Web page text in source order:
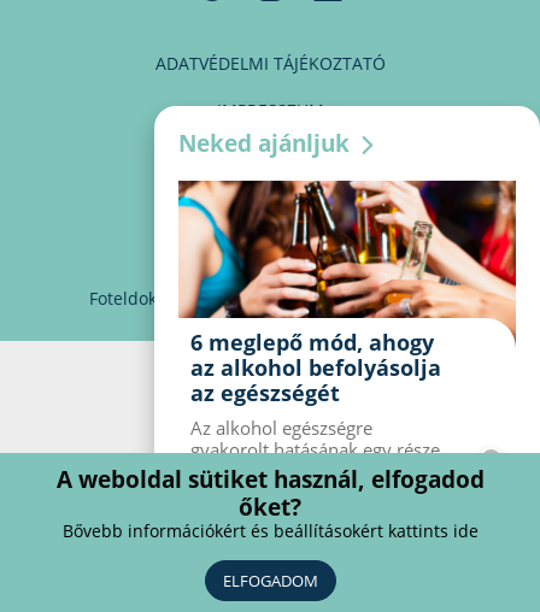
ADATVÉDELMI TÁJÉKOZTATÓ
IMPRESSZUM
MÉDIAAJÁNLAT
PARTNEREINK
KAPCSOLAT
Foteldoki info@foteldoki.hu Süti beállítások
Neked ajánljuk
6 meglepő mód, ahogy
az alkohol befolyásolja
az egészségét
Az alkohol egészségre
gyakorolt ​​hatásának egy része
jól ismert, mások azonban
meglepők lehetnek. Van hat
kevésbé ismert hatás, amelyet
az alkohol gyakorol a
szervezetre.
A weboldal sütiket használ, elfogadod
őket?
Bővebb információkért és beállításokért kattints ide
ELFOGADOM